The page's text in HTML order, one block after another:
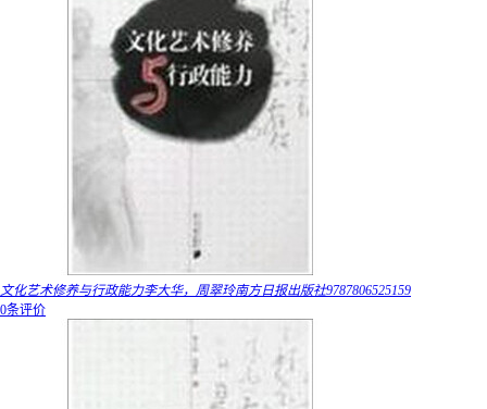
文化艺术修养与行政能力李大华，周翠玲南方日报出版社9787806525159
0条评价